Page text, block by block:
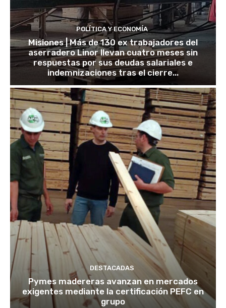
POLÍTICA Y ECONOMÍA
Misiones | Más de 130 ex trabajadores del
aserradero Linor llevan cuatro meses sin
respuestas por sus deudas salariales e
indemnizaciones tras el cierre...
DESTACADAS
Pymes madereras avanzan en mercados
exigentes mediante la certificación PEFC en
grupo